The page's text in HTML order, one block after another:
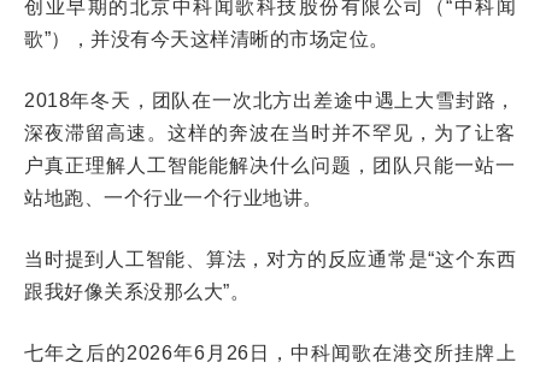
创业早期的北京中科闻歌科技股份有限公司（“中科闻
歌”），并没有今天这样清晰的市场定位。
2018年冬天，团队在一次北方出差途中遇上大雪封路，
深夜滞留高速。这样的奔波在当时并不罕见，为了让客
户真正理解人工智能能解决什么问题，团队只能一站一
站地跑、一个行业一个行业地讲。
当时提到人工智能、算法，对方的反应通常是“这个东西
跟我好像关系没那么大”。
七年之后的2026年6月26日，中科闻歌在港交所挂牌上